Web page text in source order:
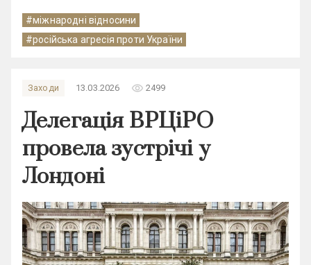
#міжнародні відносини
#російська агресія проти України
Заходи 13.03.2026 remove_red_eye 2499
Делегація ВРЦіРО
провела зустрічі у
Лондоні